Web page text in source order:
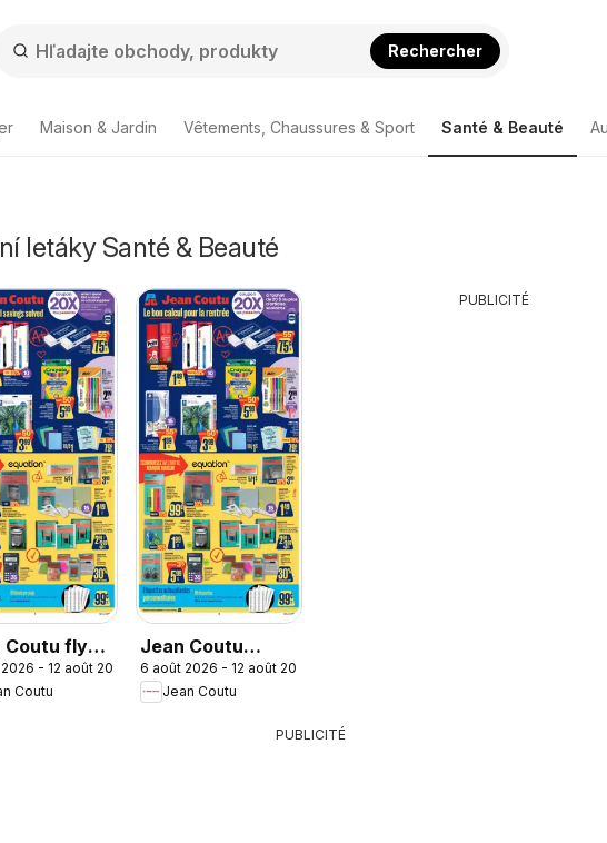
Rechercher
Maison & Jardin Vêtements, Chaussures & Sport Santé & Beauté
letáky Santé & Beauté
Coutu flyer
Booklet
- 12 août 2026
Coutu
Jean Coutu
circulaire - Le
bon calcul pour la
6 août 2026 - 12 août 2026
Jean Coutu
PUBLICITÉ
PUBLICITÉ